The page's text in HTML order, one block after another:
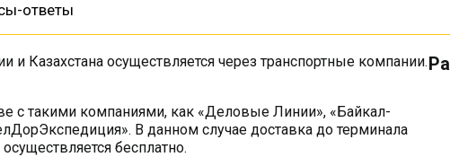
ответы
и Казахстана осуществляется через транспортные компании.
с такими компаниями, как «Деловые Линии», «Байкал-
В данном случае доставка до терминала
бесплатно.